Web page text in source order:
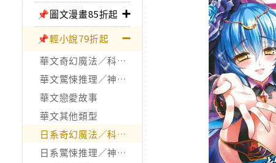
📌圖文漫畫85折起
📌輕小說79折起
華文奇幻魔法／科幻冒險
華文驚悚推理／神怪靈異
華文戀愛故事
華文其他類型
日系奇幻魔法／科幻冒險
日系驚悚推理／神怪靈異